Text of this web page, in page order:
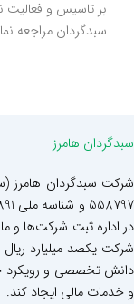
بر تاسیس و فعالیت
سبدگردان مراجعه
سبدگردان هامرز
در اداره ثبت شرکت‌ها و
شرکت یکصد میلیارد ریال
دانش تخصصی و رویکرد
و خدمات مالی ایجاد کند.